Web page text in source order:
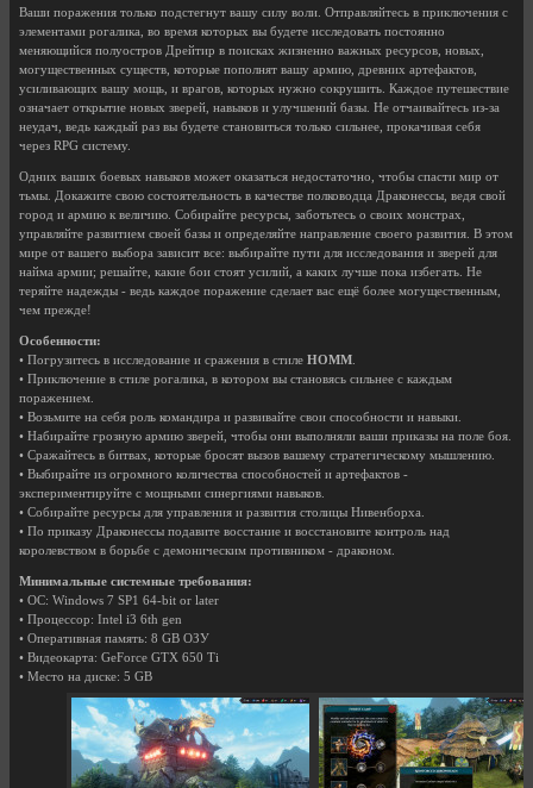
Ваши поражения только подстегнут вашу силу воли. Отправляйтесь в приключения с
элементами рогалика, во время которых вы будете исследовать постоянно
меняющийся полуостров Дрейтир в поисках жизненно важных ресурсов, новых,
могущественных существ, которые пополнят вашу армию, древних артефактов,
усиливающих вашу мощь, и врагов, которых нужно сокрушить. Каждое путешествие
означает открытие новых зверей, навыков и улучшений базы. Не отчаивайтесь из-за
неудач, ведь каждый раз вы будете становиться только сильнее, прокачивая себя
через RPG систему.
Одних ваших боевых навыков может оказаться недостаточно, чтобы спасти мир от
тьмы. Докажите свою состоятельность в качестве полководца Драконессы, ведя свой
город и армию к величию. Собирайте ресурсы, заботьтесь о своих монстрах,
управляйте развитием своей базы и определяйте направление своего развития. В этом
мире от вашего выбора зависит все: выбирайте пути для исследования и зверей для
найма армии; решайте, какие бои стоят усилий, а каких лучше пока избегать. Не
теряйте надежды - ведь каждое поражение сделает вас ещё более могущественным,
чем прежде!
Особенности:
• Погрузитесь в исследование и сражения в стиле HOMM
• Приключение в стиле рогалика, в котором вы становясь сильнее с каждым
поражением.
• Возьмите на себя роль командира и развивайте свои способности и навыки.
• Набирайте грозную армию зверей, чтобы они выполняли ваши приказы на поле боя.
• Сражайтесь в битвах, которые бросят вызов вашему стратегическому мышлению.
• Выбирайте из огромного количества способностей и артефактов -
экспериментируйте с мощными синергиями навыков.
• Собирайте ресурсы для управления и развития столицы Нивенборха.
• По приказу Драконессы подавите восстание и восстановите контроль над
королевством в борьбе с демоническим противником - драконом.
Минимальные системные требования:
• ОС: Windows 7 SP1 64-bit or later
• Процессор: Intel i3 6th gen
• Оперативная память: 8 GB ОЗУ
• Видеокарта: GeForce GTX 650 Ti
• Место на диске: 5 GB